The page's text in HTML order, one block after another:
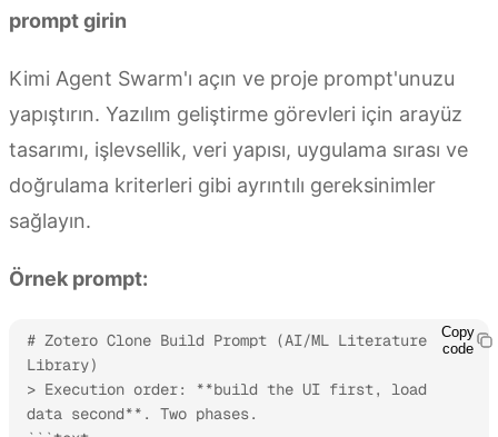
prompt girin
Kimi Agent Swarm'ı açın ve proje prompt'unuzu
yapıştırın. Yazılım geliştirme görevleri için arayüz
tasarımı, işlevsellik, veri yapısı, uygulama sırası ve
doğrulama kriterleri gibi ayrıntılı gereksinimler
sağlayın.
Örnek prompt:
# Zotero Clone Build Prompt (AI/ML Literature
Library)
> Execution order: **build the UI first, load
data second**. Two phases.
Copy
code